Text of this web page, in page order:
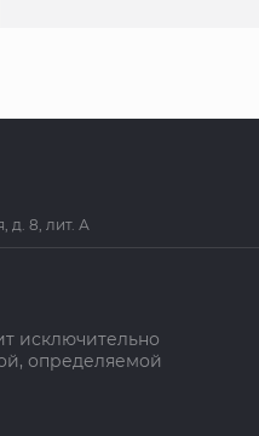
д. 8, лит. А
исключительно
определяемой